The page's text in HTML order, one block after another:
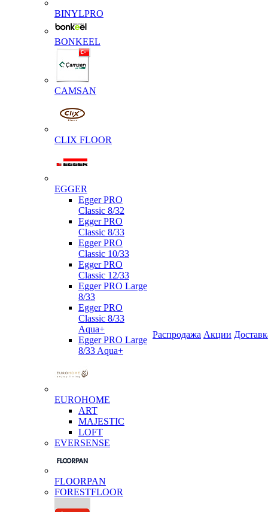
BINYLPRO
BONKEEL
CAMSAN
CLIX FLOOR
EGGER
Egger PRO
Classic 8/32
Egger PRO
Classic 8/33
Egger PRO
Classic 10/33
Egger PRO
Classic 12/33
Egger PRO Large
8/33
Egger PRO
Classic 8/33
Aqua+
Egger PRO Large
8/33 Aqua+
EUROHOME
ART
MAJESTIC
LOFT
EVERSENSE
FLOORPAN
FORESTFLOOR
Распродажа Акции